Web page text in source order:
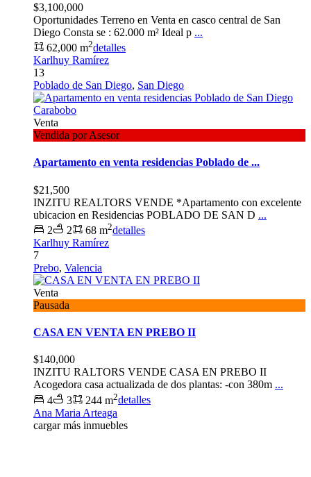
$3,100,000
Oportunidades Terreno en Venta en casco central de San
Diego Consta se : 62.000 m² Ideal p ...
62,000 m2detalles
Karlhuy Ramírez
13
Poblado de San Diego, San Diego
Venta
Vendida por Asesor
Apartamento en venta residencias Poblado de ...
$21,500
INZITU REALTORS VENDE *Apartamento con excelente
ubicacion en Residencias POBLADO DE SAN D ...
2
2 68 m2detalles
Karlhuy Ramírez
7
Prebo, Valencia
Venta
Pausada
CASA EN VENTA EN PREBO II
$140,000
INZITU RALTORS VENDE CASA EN PREBO II
Acogedora casa actualizada de dos plantas: -con 380m ...
4
3 244 m2detalles
Ana Maria Arteaga
cargar más inmuebles